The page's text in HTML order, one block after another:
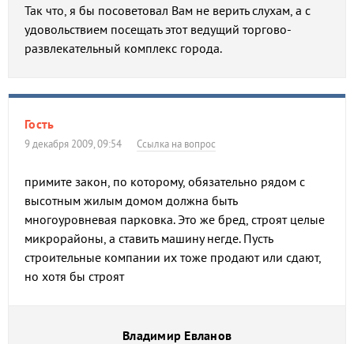
Так что, я бы посоветовал Вам не верить слухам, а с
удовольствием посещать этот ведущий торгово-
развлекательный комплекс города.
Гость
9 декабря 2009, 09:54 Ссылка на вопрос
примите закон, по которому, обязательно рядом с
высотным жилым домом должна быть
многоуровневая парковка. Это же бред, строят целые
микрорайоны, а ставить машину негде. Пусть
строительные компании их тоже продают или сдают,
но хотя бы строят
Владимир Евланов